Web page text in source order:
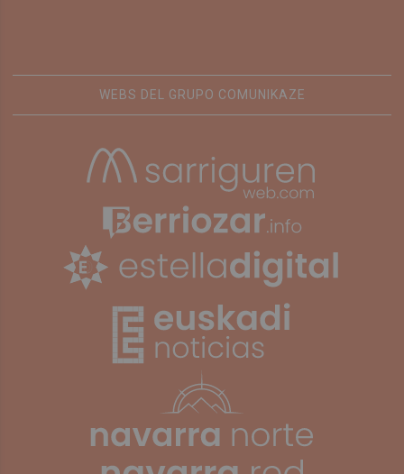
WEBS DEL GRUPO COMUNIKAZE